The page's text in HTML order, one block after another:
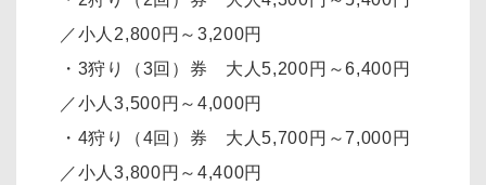
／小人2,800円～3,200円
・3狩り（3回）券 大人5,200円～6,400円
／小人3,500円～4,000円
・4狩り（4回）券 大人5,700円～7,000円
／小人3,800円～4,400円